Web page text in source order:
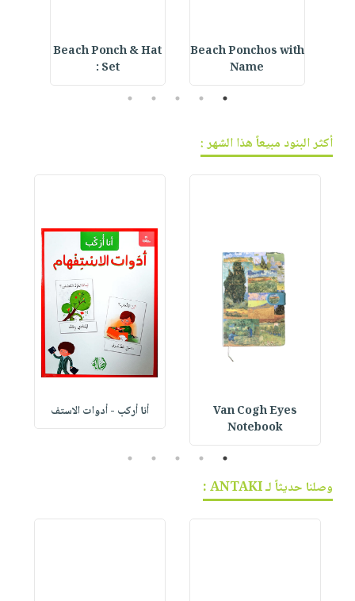
Beach Ponchos with
Name
Beach Ponch & Hat
Set :
1
2
3
4
5
أكثر البنود مبيعاً هذا الشهر :
Van Cogh Eyes
Notebook
أنا أركب - أدوات الاستف
1
2
3
4
5
وصلنا حديثاً لـ ANTAKI :